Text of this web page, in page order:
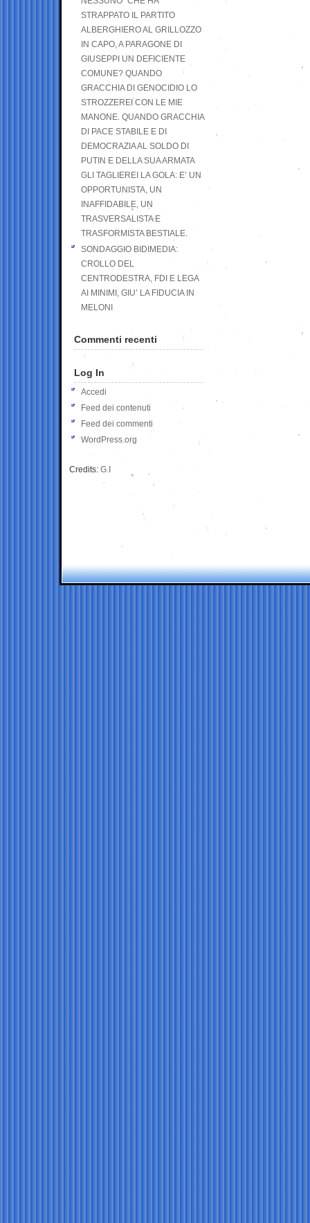
STRAPPATO IL PARTITO
ALBERGHIERO AL GRILLOZZO
IN CAPO, A PARAGONE DI
GIUSEPPI UN DEFICIENTE
COMUNE? QUANDO
GRACCHIA DI GENOCIDIO LO
STROZZEREI CON LE MIE
MANONE. QUANDO GRACCHIA
DI PACE STABILE E DI
DEMOCRAZIA AL SOLDO DI
PUTIN E DELLA SUA ARMATA
GLI TAGLIEREI LA GOLA: E’ UN
OPPORTUNISTA, UN
INAFFIDABILE, UN
TRASVERSALISTA E
TRASFORMISTA BESTIALE.
SONDAGGIO BIDIMEDIA:
CROLLO DEL
CENTRODESTRA, FDI E LEGA
AI MINIMI, GIU’ LA FIDUCIA IN
MELONI
Commenti recenti
Log In
Accedi
Feed dei contenuti
Feed dei commenti
WordPress.org
Credits: G.I